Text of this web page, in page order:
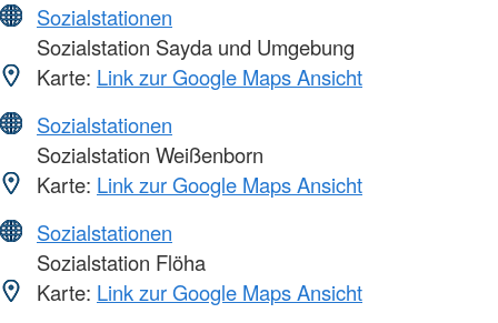
Sozialstationen
Sozialstation Sayda und Umgebung
Karte: Link zur Google Maps Ansicht
Sozialstationen
Sozialstation Weißenborn
Karte: Link zur Google Maps Ansicht
Sozialstationen
Sozialstation Flöha
Karte: Link zur Google Maps Ansicht